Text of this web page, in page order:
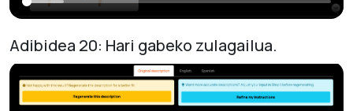
Adibidea 20: Hari gabeko zulagailua.